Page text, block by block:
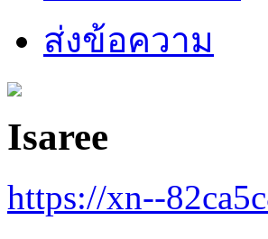
ส่งข้อความ
Isaree
https://xn--